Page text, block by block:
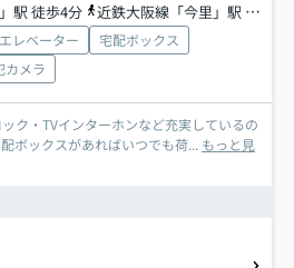
駅 徒歩4分
近鉄大阪線「今里」駅 徒歩14分
エレベーター
宅配ボックス
カメラ
ク・TVインターホンなど充実しているの
ボックスがあればいつでも荷... もっと見